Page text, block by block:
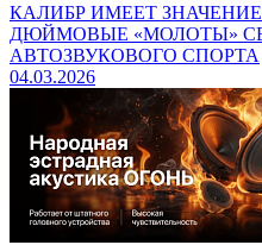
КАЛИБР ИМЕЕТ
ДЮЙМОВЫЕ «МОЛОТЫ»
АВТОЗВУКОВОГО СПОРТА
04.03.2026